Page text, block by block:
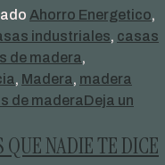
Ahorro Energetico,
industriales, casas
de madera,
, Madera, madera
de maderaDeja un
QUE NADIE TE DICE